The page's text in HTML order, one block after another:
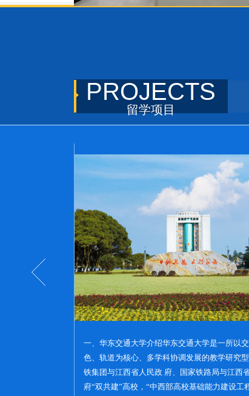
PROJECTS
留学项目
一、华东交通大学介绍华东交通大学是一所以
色、轨道为核心、多学科协调发展的教学研究
铁集团与江西省人民政 府、国家铁路局与江西
府“双共建”高校，“中西部高校基础能力建设工